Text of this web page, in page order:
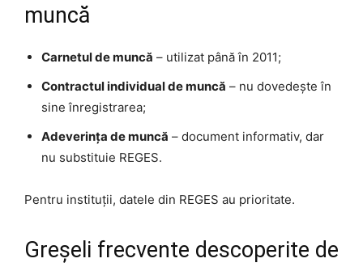
muncă
Carnetul de muncă – utilizat până în 2011;
Contractul individual de muncă – nu dovedește în
sine înregistrarea;
Adeverința de muncă – document informativ, dar
nu substituie REGES.
Pentru instituții, datele din REGES au prioritate.
Greșeli frecvente descoperite de